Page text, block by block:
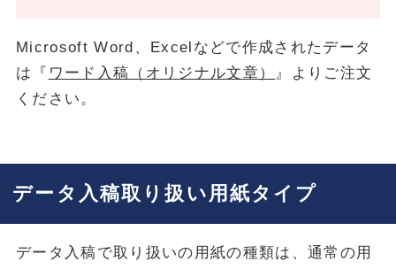
Microsoft Word、Excelなどで作成されたデータ
は『 ワード入稿（オリジナル文章）
』よりご注文
ください。
データ入稿取り扱い用紙タイプ
データ入稿で取り扱いの用紙の種類は、通常の用